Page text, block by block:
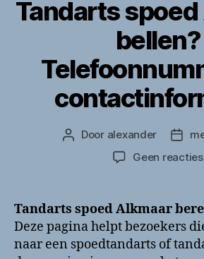
Tandarts
bellen?
Berichtauteur
Door alexander
Geen reacties
Tandarts spoed Alkmaar
Deze pagina helpt bezoekers
naar een spoedtandarts of